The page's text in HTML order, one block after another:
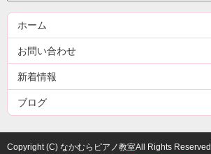
ホーム
お問い合わせ
新着情報
ブログ
Copyright (C) なかむらピアノ教室All Rights Reserved.